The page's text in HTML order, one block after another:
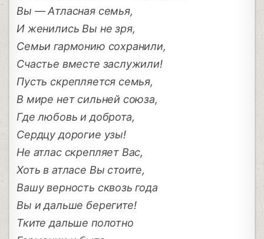
Вы — Атласная семья,
И женились Вы не зря,
Семьи гармонию сохранили,
Счастье вместе заслужили!
Пусть скрепляется семья,
В мире нет сильней союза,
Где любовь и доброта,
Сердцу дорогие узы!
Не атлас скрепляет Вас,
Хоть в атласе Вы стоите,
Вашу верность сквозь года
Вы и дальше берегите!
Тките дальше полотно